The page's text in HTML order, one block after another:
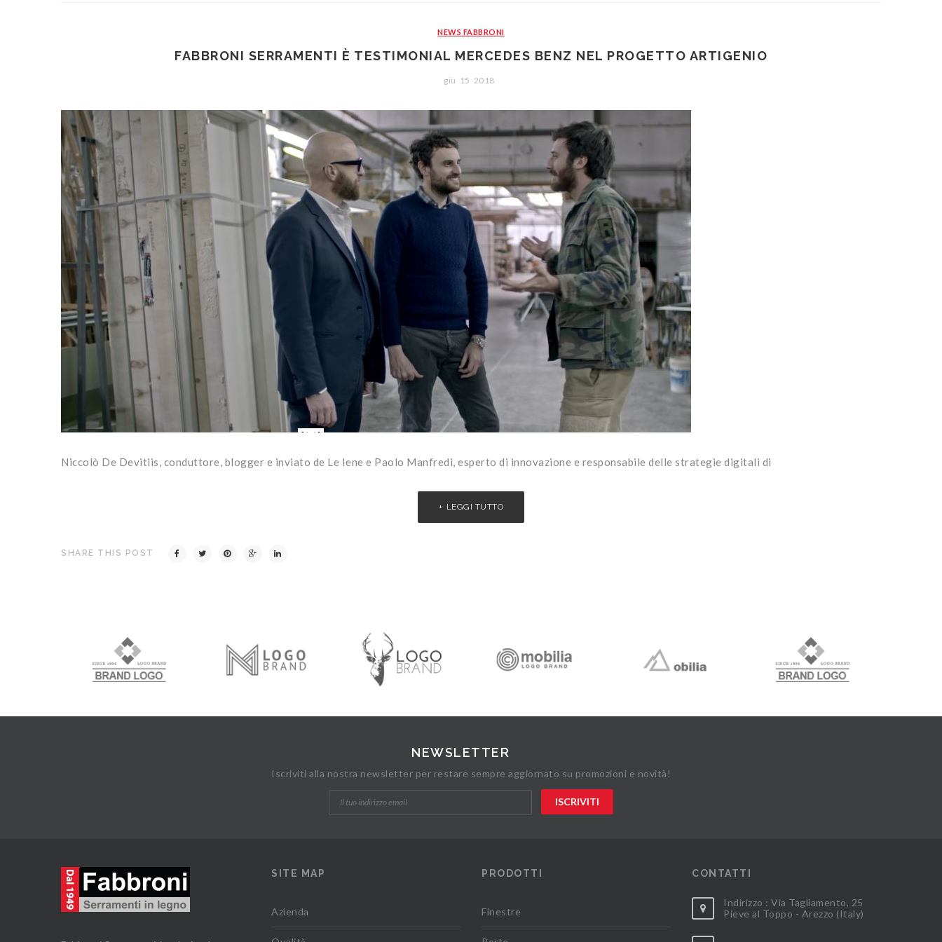
NEWS FABBRONI
FABBRONI SERRAMENTI È TESTIMONIAL MERCEDES BENZ NEL PROGETTO ARTIGENIO
giu 15 2018
Niccolò De Devitiis, conduttore, blogger e inviato de Le Iene e Paolo Manfredi, esperto di innovazione e responsabile delle strategie digitali di
LEGGI TUTTO
SHARE THIS POST
NEWSLETTER
Iscriviti alla nostra newsletter per restare sempre aggiornato su promozioni e novità!
SITE MAP
Azienda
PRODOTTI
Finestre
CONTATTI
Indirizzo : Via Tagliamento, 25
Pieve al Toppo - Arezzo (Italy)